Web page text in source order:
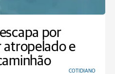
por
atropelado e
COTIDIANO